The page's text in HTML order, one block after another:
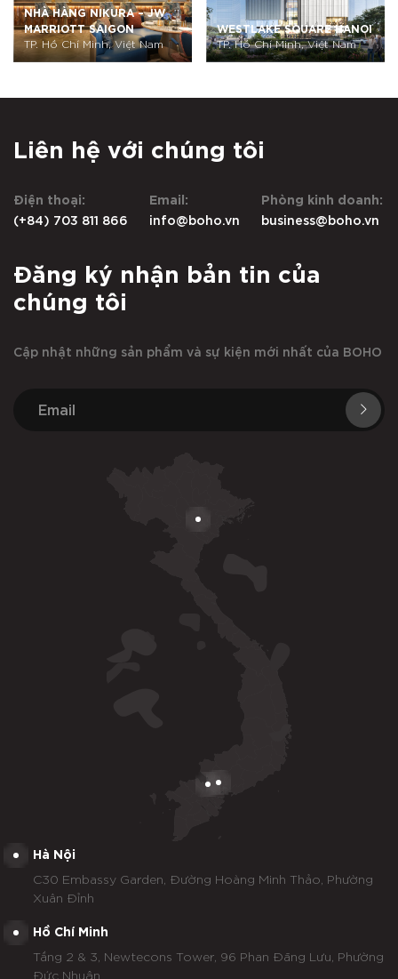
NHÀ HÀNG NIKURA – JW
MARRIOTT SAIGON
TP. Hồ Chí Minh, Việt Nam
WESTLAKE SQUARE HANOI
TP. Hồ Chí Minh, Việt Nam
Liên hệ với chúng tôi
Điện thoại:
(+84) 703 811 866
Email:
info@boho.vn
Phòng kinh doanh:
business@boho.vn
Đăng ký nhận bản tin của
chúng tôi
Cập nhật những sản phẩm và sự kiện mới nhất của BOHO
Hà Nội
C30 Embassy Garden, Đường Hoàng Minh Thảo, Phường
Xuân Đỉnh
Hồ Chí Minh
Tầng 2 & 3, Newtecons Tower, 96 Phan Đăng Lưu, Phường
Đức Nhuận